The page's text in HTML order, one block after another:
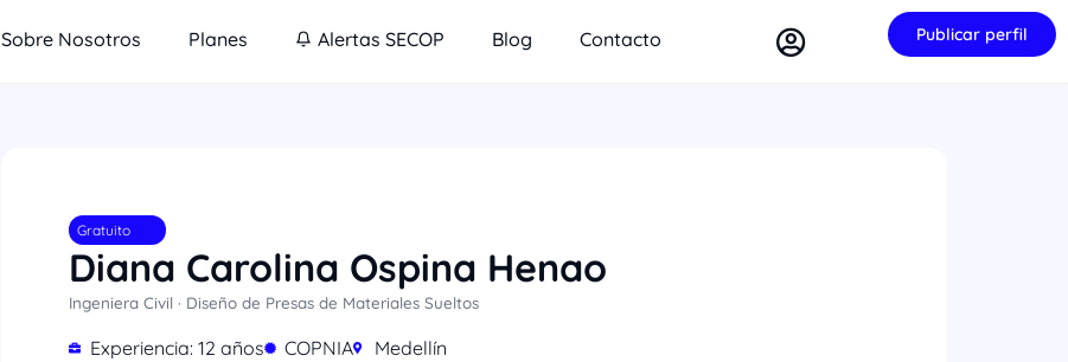
Sobre Nosotros Planes Alertas SECOP Blog Contacto Publicar perfil
Gratuito
Diana Carolina Ospina Henao
Ingeniera Civil · Diseño de Presas de Materiales Sueltos
Experiencia: 12 años COPNIA Medellín